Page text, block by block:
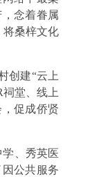
念着眷属
将桑梓文化
创建“云上
堂、线上
促成侨贤
、秀英医
公共服务